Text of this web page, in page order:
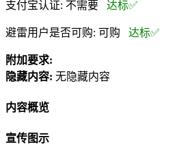
支付宝认证: 不需要 达标✅
避雷用户是否可购: 可购 达标✅
附加要求:
隐藏内容: 无隐藏内容
内容概览
宣传图示